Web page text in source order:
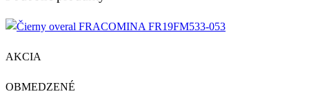
AKCIA
OBMEDZENÉ